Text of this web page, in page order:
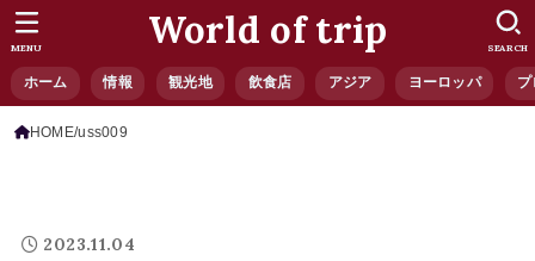
World of trip
ホーム 情報 観光地 飲食店 アジア ヨーロッパ プ
SEARCH
MENU
HOME uss009
2023.11.04